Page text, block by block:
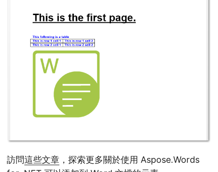
訪問這些文章 ，探索更多關於使用 Aspose.Words